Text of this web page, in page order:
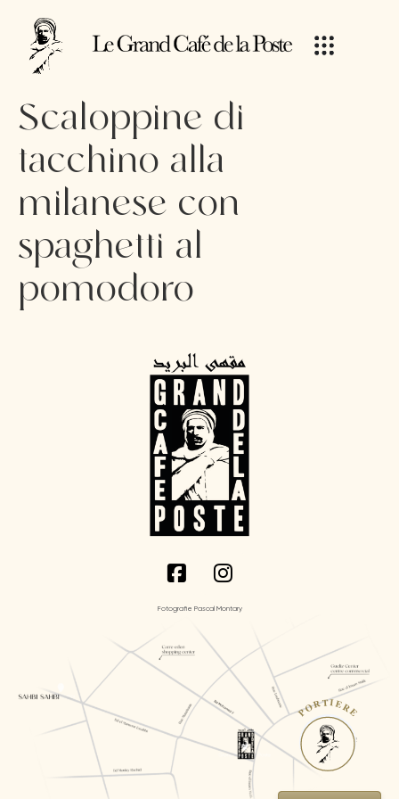
Scaloppine di
tacchino alla
milanese con
spaghetti al
pomodoro
Fotografie Pascal Montary
PORTIERE